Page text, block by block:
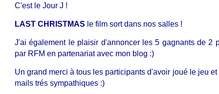
C'est le Jour J !
LAST CHRISTMAS le film sort dans nos salles !
J'ai également le plaisir d'annoncer les 5 gagnants de 2
par RFM en partenariat avec mon blog :)
Un grand merci à tous les participants d'avoir joué le jeu
mails trés sympathiques :)